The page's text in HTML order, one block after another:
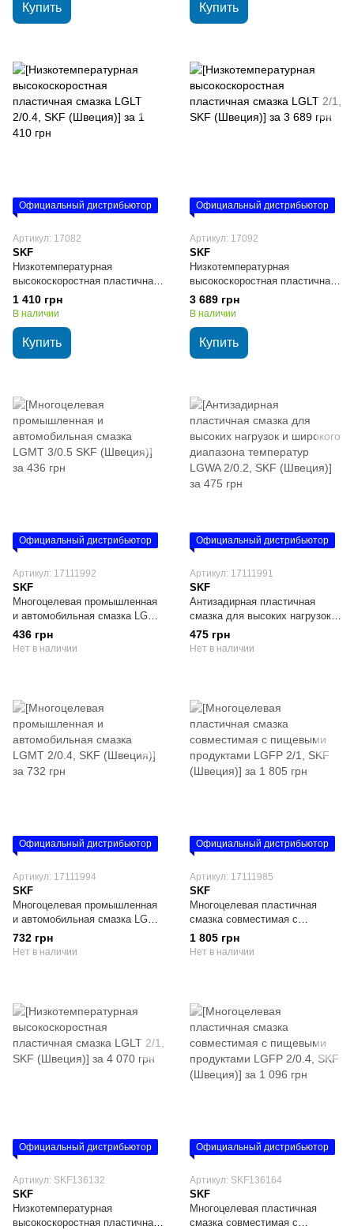
Купить Купить
Официальный дистрибьютор
Артикул: 17082
SKF
Низкотемпературная
высокоскоростная пластичная
смазка LGLT 2/0.4, SKF
(Швеция)
1 410 грн
В наличии
Купить
Официальный дистрибьютор
Артикул: 17092
SKF
Низкотемпературная
высокоскоростная пластичная
смазка LGLT 2/1, SKF (Швеция)
3 689 грн
В наличии
Купить
Официальный дистрибьютор
Артикул: 17111992
SKF
Многоцелевая промышленная
и автомобильная смазка LGMT
3/0.5 SKF (Швеция)
436 грн
Нет в наличии
Официальный дистрибьютор
Артикул: 17111991
SKF
Антизадирная пластичная
смазка для высоких нагрузок и
широкого диапазона
температур LGWA 2/0.2, SKF
475 грн
Нет в наличии
Официальный дистрибьютор
Артикул: 17111994
SKF
Многоцелевая промышленная
и автомобильная смазка LGMT
2/0.4, SKF (Швеция)
732 грн
Нет в наличии
Официальный дистрибьютор
Артикул: 17111985
SKF
Многоцелевая пластичная
смазка совместимая с
пищевыми продуктами LGFP
2/1, SKF (Швеция)
1 805 грн
Нет в наличии
Официальный дистрибьютор
Артикул: SKF136132
SKF
Низкотемпературная
высокоскоростная пластичная
Официальный дистрибьютор
Артикул: SKF136164
SKF
Многоцелевая пластичная
смазка совместимая с